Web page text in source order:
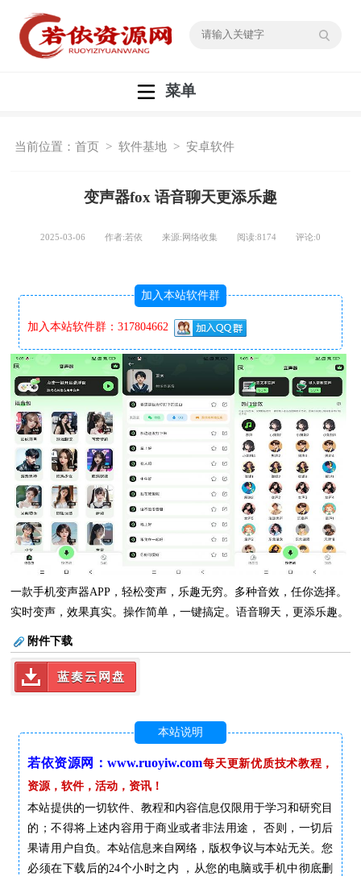
菜单
当前位置：首页 >软件基地 >安卓软件
变声器fox 语音聊天更添乐趣
2025-03-06 作者:若依 来源:网络收集 阅读:8174评论:0
加入本站软件群
加入本站软件群：317804662
一款手机变声器APP，轻松变声，乐趣无穷。多种音效，任你选择。
实时变声，效果真实。操作简单，一键搞定。语音聊天，更添乐趣。
附件下载
蓝奏云网盘
本站说明
若依资源网：www.ruoyiw.com每天更新优质技术教程，
资源，软件，活动，资讯！
本站提供的一切软件、教程和内容信息仅限用于学习和研究目
的；不得将上述内容用于商业或者非法用途， 否则，一切后
果请用户自负。本站信息来自网络，版权争议与本站无关。您
必须在下载后的24个小时之内 ，从您的电脑或手机中彻底删